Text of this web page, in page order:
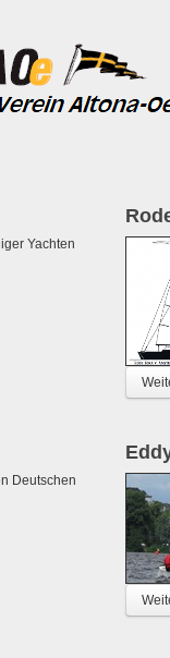
Yachten
Deutschen